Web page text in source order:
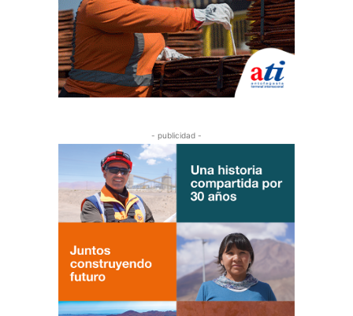
- publicidad -